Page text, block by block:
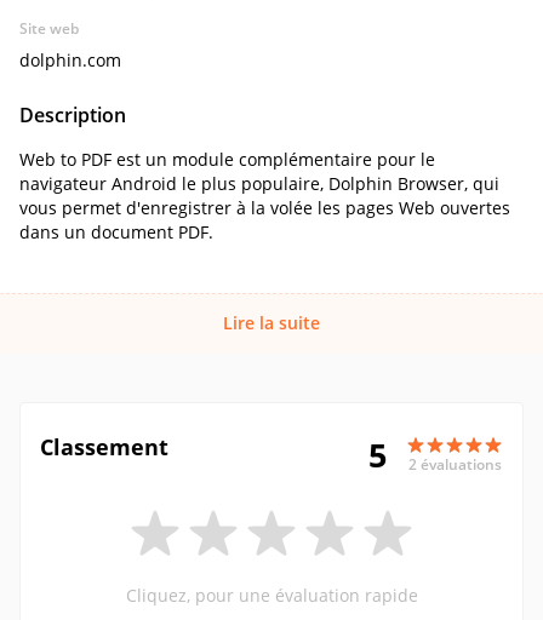
Site web
dolphin.com
Description
Web to PDF est un module complémentaire pour le
navigateur Android le plus populaire, Dolphin Browser, qui
vous permet d'enregistrer à la volée les pages Web ouvertes
dans un document PDF.
Lire la suite
Classement 5 2 évaluations
Cliquez, pour une évaluation rapide